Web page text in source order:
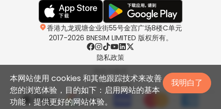
香港九龙观塘金业街55号金宫广场8楼C单元
2017-2026 BNESIM LIMITED 版权所有。
隐私政策
公平使用政策
本网站使用 cookies 和其他跟踪技术来改善
您的浏览体验，目的如下：启用网站的基本
功能，提供更好的网站体验。
我明白了